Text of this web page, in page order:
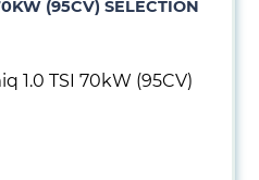
(95CV) SELECTION